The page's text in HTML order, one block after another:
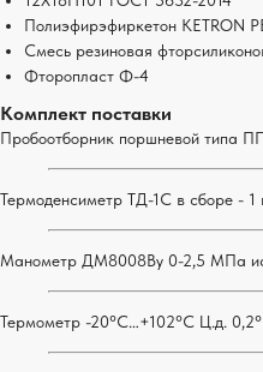
Полиэфирэфиркетон KETRON
Смесь резиновая
Фторопласт Ф-4
Комплект поставки
Пробоотборник поршневой типа
Термоденсиметр ТД-1С в сборе - 1
Манометр ДМ8008Ву 0-2,5 МПа
Термометр -20°C…+102°C Ц.д.